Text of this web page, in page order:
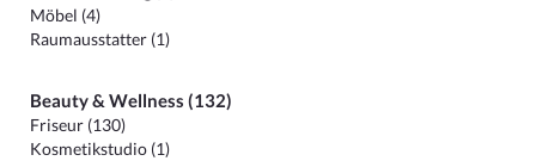
Möbel (4)
Raumausstatter (1)
Beauty & Wellness (132)
Friseur (130)
Kosmetikstudio (1)